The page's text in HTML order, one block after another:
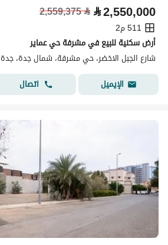
⃁2,550,000
⃁
2,559,375
511 م2
أرض سكنية للبيع في مشرفة حي عماير
شارع الجبل الاخضر، حي مشرفة، شمال جدة، جدة
الإيميل
اتصال